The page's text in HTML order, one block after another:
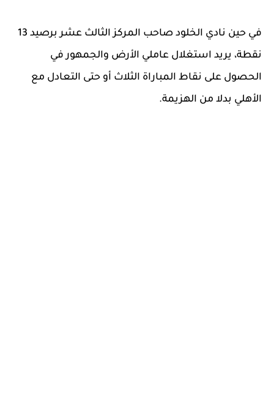
في حين نادي الخلود صاحب المركز الثالث عشر برصيد 13
نقطة، يريد استغلال عاملي الأرض والجمهور في
الحصول على نقاط المباراة الثلاث أو حتى التعادل مع
الأهلي بدلا من الهزيمة.